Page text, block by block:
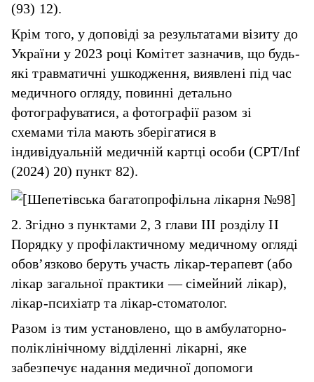
(93) 12).
Крім того, у доповіді за результатами візиту до
України у 2023 році Комітет зазначив, що будь-
які травматичні ушкодження, виявлені під час
медичного огляду, повинні детально
фотографуватися, а фотографії разом зі
схемами тіла мають зберігатися в
індивідуальній медичній картці особи (CPT/Inf
(2024) 20) пункт 82).
2. Згідно з пунктами 2, 3 глави III розділу II
Порядку у профілактичному медичному огляді
обов’язково беруть участь лікар-терапевт (або
лікар загальної практики — сімейний лікар),
лікар-психіатр та лікар-стоматолог.
Разом із тим установлено, що в амбулаторно-
поліклінічному відділенні лікарні, яке
забезпечує надання медичної допомоги